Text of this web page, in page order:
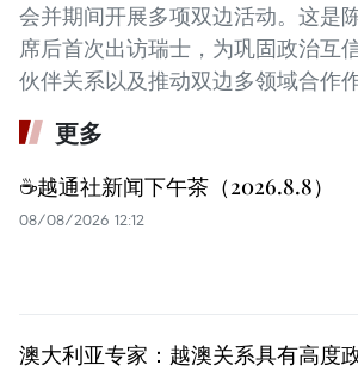
会并期间开展多项双边活动。这是
席后首次出访瑞士，为巩固政治互
伙伴关系以及推动双边多领域合作
更多
☕️越通社新闻下午茶（2026.8.8）
08/08/2026 12:12
澳大利亚专家：越澳关系具有高度